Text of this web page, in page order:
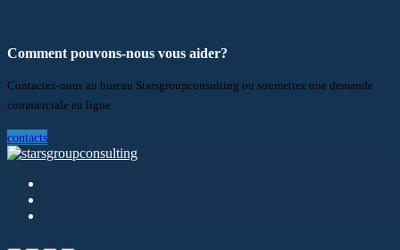
Comment pouvons-nous vous aider?
Contactez-nous au bureau Starsgroupconsulting ou soumettez une demande
commerciale en ligne.
contacts